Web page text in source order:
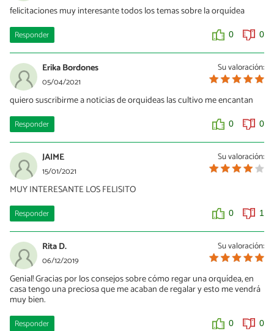
felicitaciones muy interesante todos los temas sobre la orquídea
Responder 0 0
Su valoración:
Erika Bordones
05/04/2021
quiero suscribirme a noticias de orquideas las cultivo me encantan
Responder 0 0
Su valoración:
JAIME
15/01/2021
MUY INTERESANTE LOS FELISITO
Responder 0 1
Su valoración:
Rita D.
06/12/2019
Genial! Gracias por los consejos sobre cómo regar una orquídea, en
casa tengo una preciosa que me acaban de regalar y esto me vendrá
muy bien.
Responder 0 0